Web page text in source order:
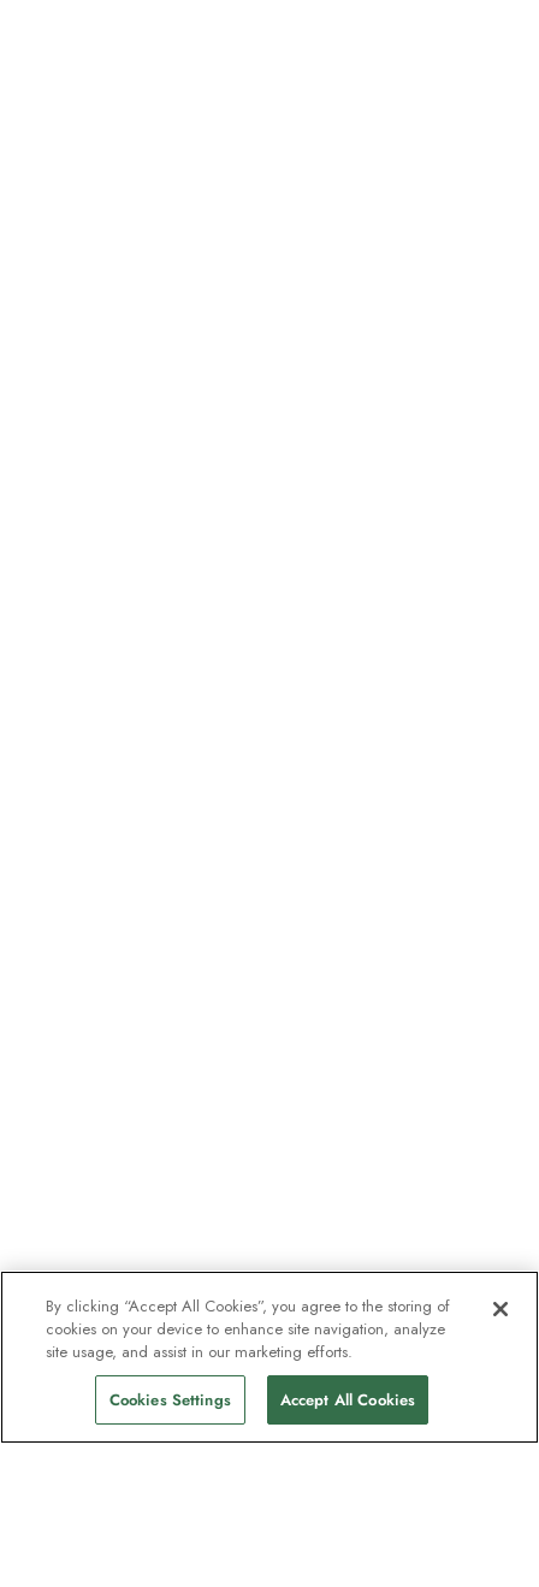
By clicking “Accept All Cookies”, you agree to the storing of
cookies on your device to enhance site navigation, analyze
site usage, and assist in our marketing efforts.
Cookies Settings Accept All Cookies